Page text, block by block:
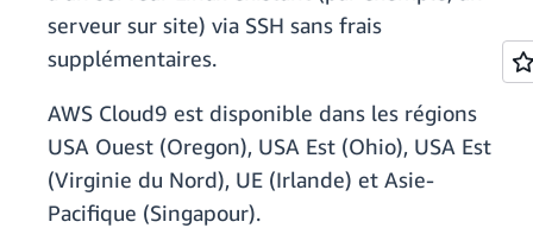
serveur sur site) via SSH sans frais
supplémentaires.
AWS Cloud9 est disponible dans les régions
USA Ouest (Oregon), USA Est (Ohio), USA Est
(Virginie du Nord), UE (Irlande) et Asie-
Pacifique (Singapour).